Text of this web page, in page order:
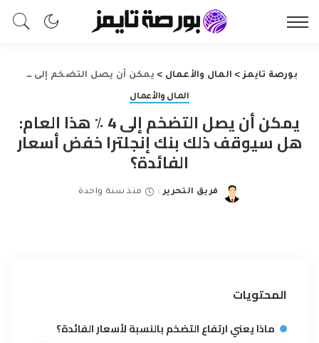
بورصة تايمز> المال والأعمال > يمكن أن يصل التضخم إلى 4 ٪ هذا العام: هل سيوقف ذلك بنك إنجلترا خفض أسعار الفائدة؟
المال والأعمال
يمكن أن يصل التضخم إلى 4 ٪ هذا العام:
هل سيوقف ذلك بنك إنجلترا خفض أسعار
الفائدة؟
Posted
فريق التحرير منذ سنة واحدة
المحتويات
ماذا يعني ارتفاع التضخم بالنسبة لأسعار الفائدة؟